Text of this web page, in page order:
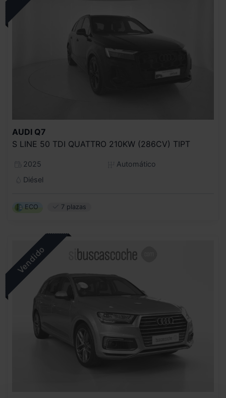
AUDI Q7
S LINE 50 TDI QUATTRO 210KW (286CV) TIPT
2025
Automático
Diésel
ECO 7 plazas